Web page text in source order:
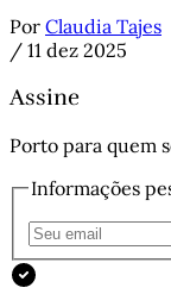
Por Claudia Tajes
/ 11 dez 2025
Assine
Porto para quem
Informações